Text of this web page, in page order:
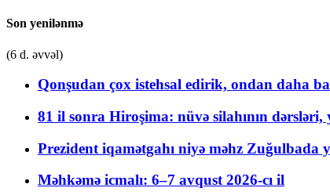
Son yenilənmə
(6 d. əvvəl)
Qonşudan çox istehsal edirik, ondan daha
81 il sonra Hiroşima: nüvə silahının
Prezident iqamətgahı niyə məhz Zuğulbada
Məhkəmə icmalı: 6–7 avqust 2026-cı il